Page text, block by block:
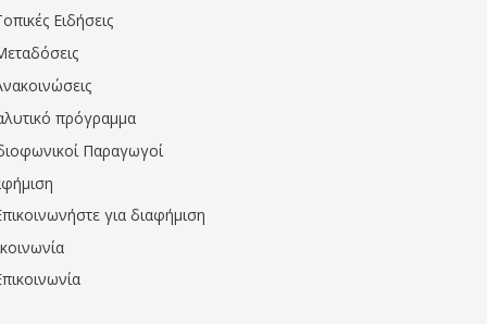
Ειδήσεις
πρόγραμμα
Παραγωγοί
για διαφήμιση